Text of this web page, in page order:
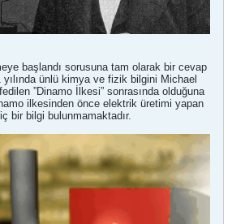
başlandı sorusuna tam olarak bir cevap
ünlü kimya ve fizik bilgini Michael
”Dinamo İlkesi” sonrasında olduğuna
ilkesinden önce elektrik üretimi yapan
bir bilgi bulunmamaktadır.